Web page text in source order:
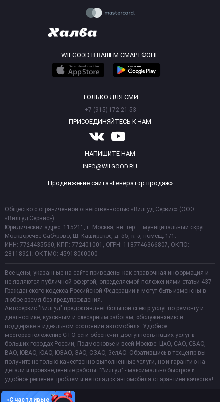
WILGOOD В ВАШЕМ СМАРТФОНЕ
ТОЛЬКО ДЛЯ СМИ
+7 (915) 172-21-53
ПРИСОЕДИНЯЙТЕСЬ К НАМ
НАПИШИТЕ НАМ
INFO@WILGOOD.RU
Продвижение сайта «Генератор продаж»
Общество с ограниченной ответственностью «Вилгуд Сервис» (ООО
«Вилгуд Сервис»)
Юридический адрес: 115211, г. Москва, вн. тер. г. муниципальный округ
Москворечье-Сабурово, Ш. Каширское, д. 55, к. 5, помещ. 1/1.
ИНН: 7724435560, КПП: 772401001, ОГРН: 1187746366807, ОКПО:
28118921; ОКТМО: 45918000000
Все цены, указанные на сайте приведены как справочная информация и
не являются публичной офертой, определяемой положениями статьи 437
Гражданского кодекса Российской Федерации и могут быть изменены в
любое время без предупреждения.
Автосервис "Вилгуд" предоставляет большой спектр услуг по ремонту и
диагностике, кузовным и слесарным работам, обслуживанию и
поддержке в идеальном состоянии автомобиля. Удобное
месторасположение СТО сети обеспечит доступность наших услуг в
больших городах России, Подмосковье и всей Москве: ЦАО, САО, СВАО,
ВАО, ЮВАО, ЮАО, ЮЗАО, ЗАО, СЗАО, ЗелАО. Обратившись в техцентр вы
получите не только качественно выполненные услуги, но и гарантию на
детали и произведенные работы. "Вилгуд" - максимально быстрое и
удобное решение проблем и неполадок автомобиля с гарантией качества!
«Счастливые